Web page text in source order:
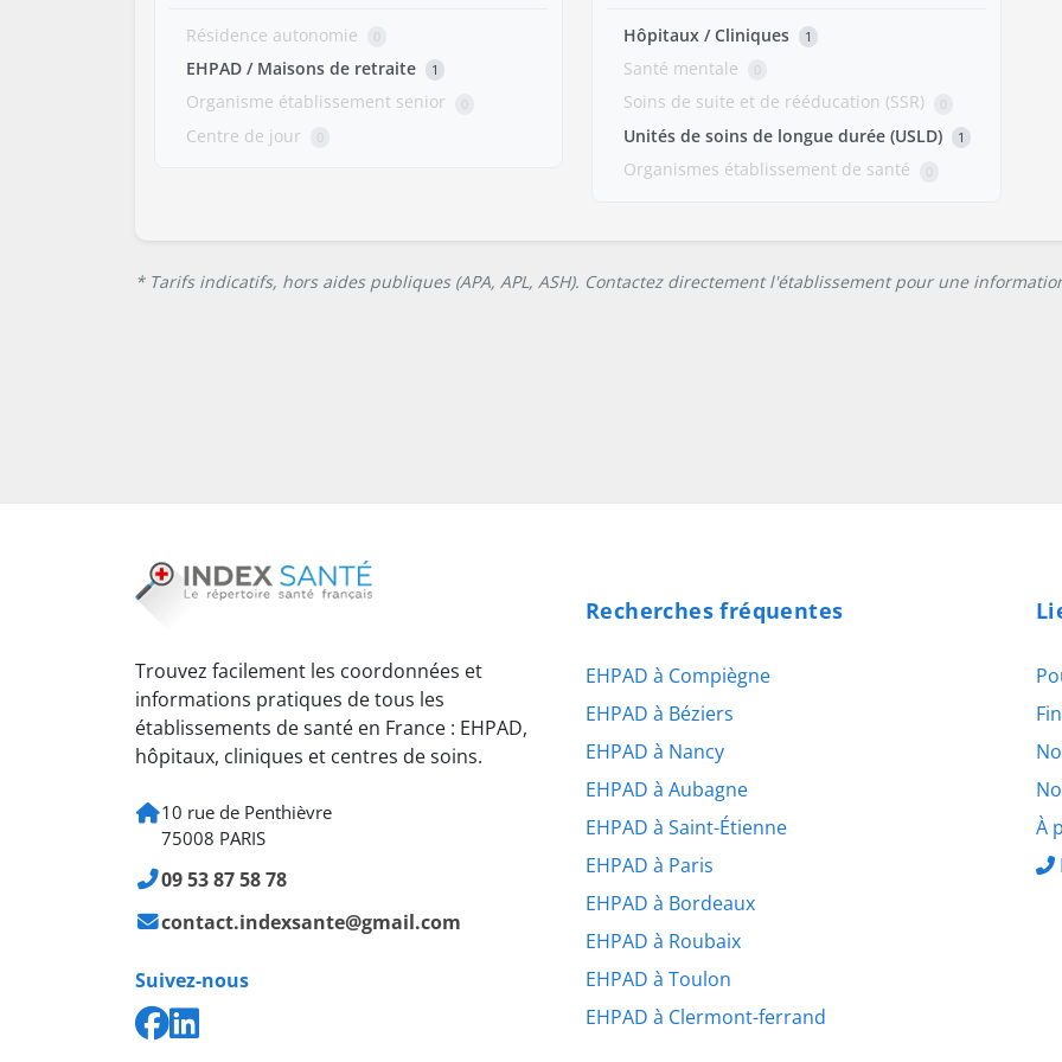
Résidence autonomie 0
EHPAD / Maisons de retraite 1
Organisme établissement senior 0
Centre de jour 0
Hôpitaux / Cliniques 1
Santé mentale 0
Soins de suite et de rééducation (SSR) 0
Unités de soins de longue durée (USLD) 1
Organismes établissement de santé 0
* Tarifs indicatifs, hors aides publiques (APA, APL, ASH). Contactez directement l'établissement pour une
Trouvez facilement les coordonnées et
informations pratiques de tous les
établissements de santé en France : EHPAD,
hôpitaux, cliniques et centres de soins.
10 rue de Penthièvre
75008 PARIS
09 53 87 58 78
contact.indexsante@gmail.com
Suivez-nous
Recherches fréquentes
EHPAD à Compiègne
EHPAD à Béziers
EHPAD à Nancy
EHPAD à Aubagne
EHPAD à Saint-Étienne
EHPAD à Paris
EHPAD à Bordeaux
EHPAD à Roubaix
EHPAD à Toulon
EHPAD à Clermont-ferrand
À